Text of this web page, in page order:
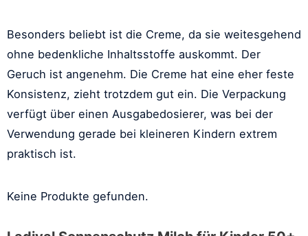
Besonders beliebt ist die Creme, da sie weitesgehend
ohne bedenkliche Inhaltsstoffe auskommt. Der
Geruch ist angenehm. Die Creme hat eine eher feste
Konsistenz, zieht trotzdem gut ein. Die Verpackung
verfügt über einen Ausgabedosierer, was bei der
Verwendung gerade bei kleineren Kindern extrem
praktisch ist.
Keine Produkte gefunden.